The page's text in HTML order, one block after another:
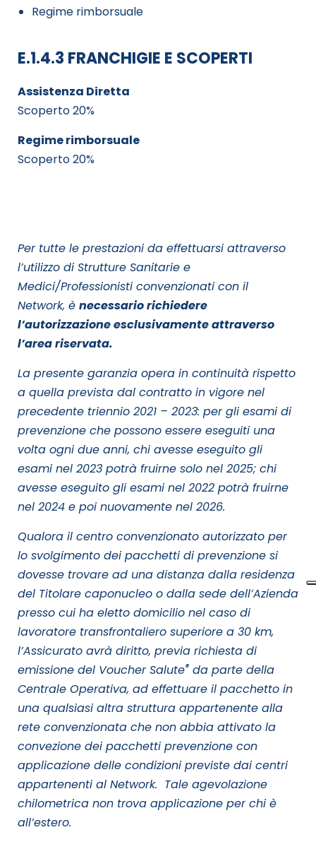
Regime rimborsuale
E.1.4.3 FRANCHIGIE E SCOPERTI
Assistenza Diretta
Scoperto 20%
Regime rimborsuale
Scoperto 20%
Per tutte le prestazioni da effettuarsi attraverso
l’utilizzo di Strutture Sanitarie e
Medici/Professionisti convenzionati con il
Network, è necessario richiedere
l’autorizzazione esclusivamente attraverso
l’area riservata.
La presente garanzia opera in continuità rispetto
a quella prevista dal contratto in vigore nel
precedente triennio 2021 – 2023: per gli esami di
prevenzione che possono essere eseguiti una
volta ogni due anni, chi avesse eseguito gli
esami nel 2023 potrà fruirne solo nel 2025; chi
avesse eseguito gli esami nel 2022 potrà fruirne
nel 2024 e poi nuovamente nel 2026.
Qualora il centro convenzionato autorizzato per
lo svolgimento dei pacchetti di prevenzione si
dovesse trovare ad una distanza dalla residenza
del Titolare caponucleo o dalla sede dell’Azienda
presso cui ha eletto domicilio nel caso di
lavoratore transfrontaliero superiore a 30 km,
l’Assicurato avrà diritto, previa richiesta di
emissione del Voucher Salute® da parte della
Centrale Operativa, ad effettuare il pacchetto in
una qualsiasi altra struttura appartenente alla
rete convenzionata che non abbia attivato la
convezione dei pacchetti prevenzione con
applicazione delle condizioni previste dai centri
appartenenti al Network. Tale agevolazione
chilometrica non trova applicazione per chi è
all’estero.